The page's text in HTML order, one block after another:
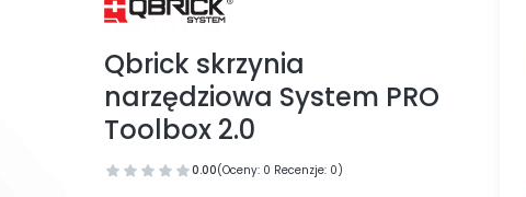
Qbrick skrzynia
narzędziowa System PRO
Toolbox 2.0
0.00(Oceny: 0 Recenzje: 0)